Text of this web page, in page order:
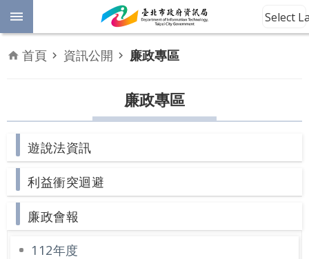
跳到主要內容區塊
進
尋
料
位
權
公
告
Select
首頁 資訊公開 廉政專區
廉政專區
遊說法資訊
利益衝突迴避
廉政會報
112年度